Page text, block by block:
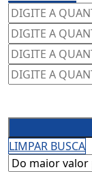
LIMPAR BUSCA